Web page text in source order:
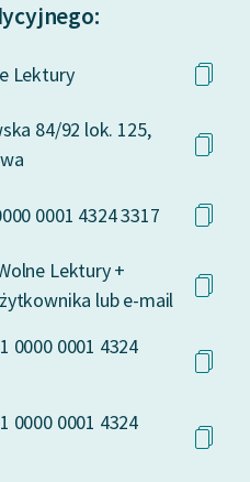
Lektury
84/92 lok. 125,
0001 4324 3317
Lektury +
lub e-mail
0000 0001 4324
0000 0001 4324